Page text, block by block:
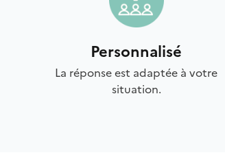
Personnalisé
La réponse est adaptée à votre
situation.